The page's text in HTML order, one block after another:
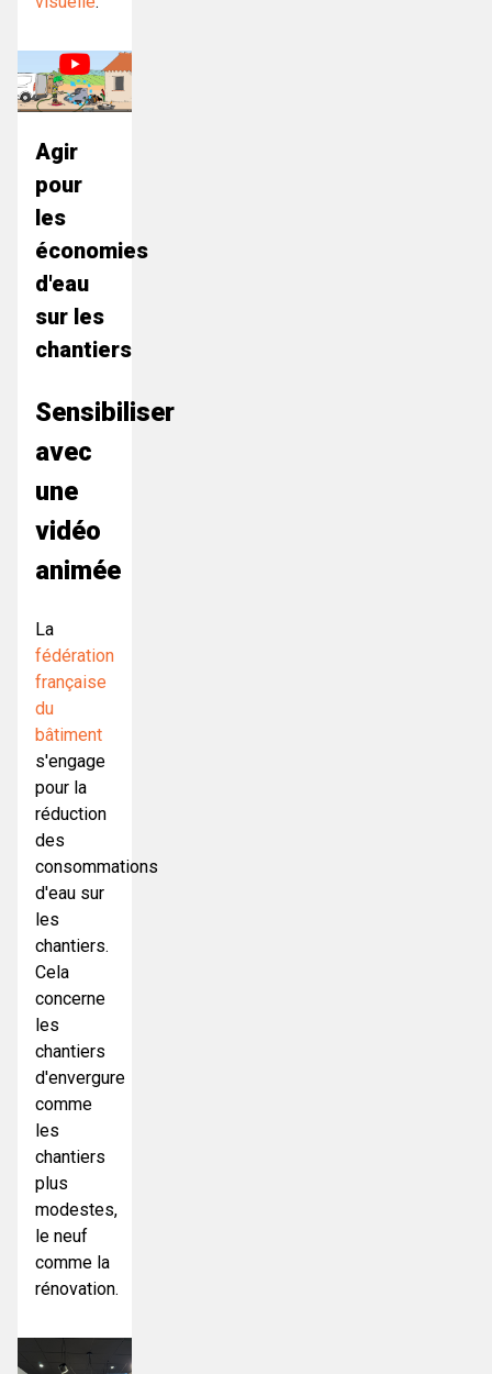
Agir
pour
les
économies
d'eau
sur les
chantiers
Sensibiliser
avec
une
vidéo
animée
La
fédération
française
du
bâtiment
s'engage
pour la
réduction
des
consommations
d'eau sur
les
chantiers.
Cela
concerne
les
chantiers
d'envergure
comme
les
chantiers
plus
modestes,
le neuf
comme la
rénovation.